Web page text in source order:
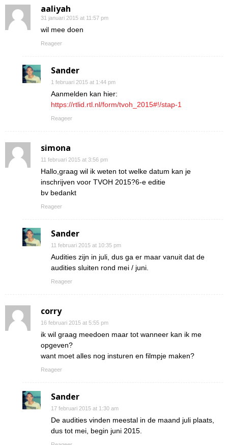
aaliyah
31 januari 2015 at 11:57 pm
wil mee doen
Reageer
Sander
1 februari 2015 at 1:44 pm
Aanmelden kan hier:
https://rtlid.rtl.nl/form/tvoh_2015#!/stap-1
Reageer
simona
11 februari 2015 at 3:56 pm
Hallo,graag wil ik weten tot welke datum kan je
inschrijven voor TVOH 2015?6-e editie
bv bedankt
Reageer
Sander
11 februari 2015 at 10:35 pm
Audities zijn in juli, dus ga er maar vanuit dat de
audities sluiten rond mei / juni.
Reageer
corry
16 februari 2015 at 5:55 pm
ik wil graag meedoen maar tot wanneer kan ik me
opgeven?
want moet alles nog insturen en filmpje maken?
Reageer
Sander
17 februari 2015 at 1:30 am
De audities vinden meestal in de maand juli plaats,
dus tot mei, begin juni 2015.